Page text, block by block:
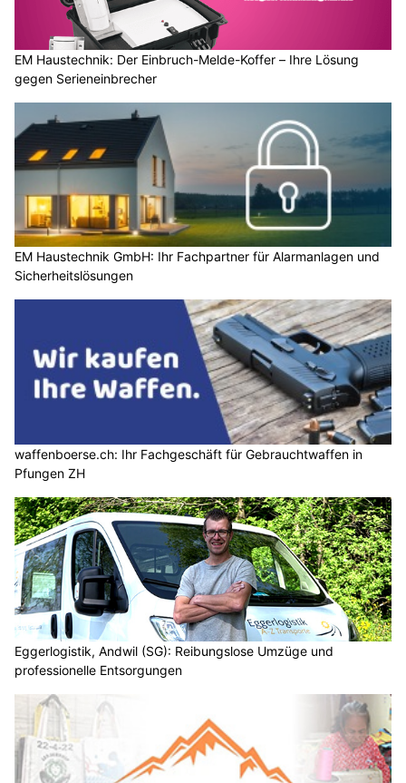
EM Haustechnik: Der Einbruch-Melde-Koffer – Ihre Lösung
gegen Serieneinbrecher
EM Haustechnik GmbH: Ihr Fachpartner für Alarmanlagen und
Sicherheitslösungen
waffenboerse.ch: Ihr Fachgeschäft für Gebrauchtwaffen in
Pfungen ZH
Eggerlogistik, Andwil (SG): Reibungslose Umzüge und
professionelle Entsorgungen